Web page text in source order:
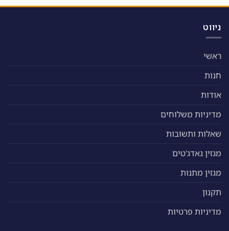
ניווט
ראשי
חנות
אודות
מדיניות משלוחים
שאלות ותשובות
מגזין גאדג'טים
מגזין מתנות
תקנון
מדיניות פרטיות